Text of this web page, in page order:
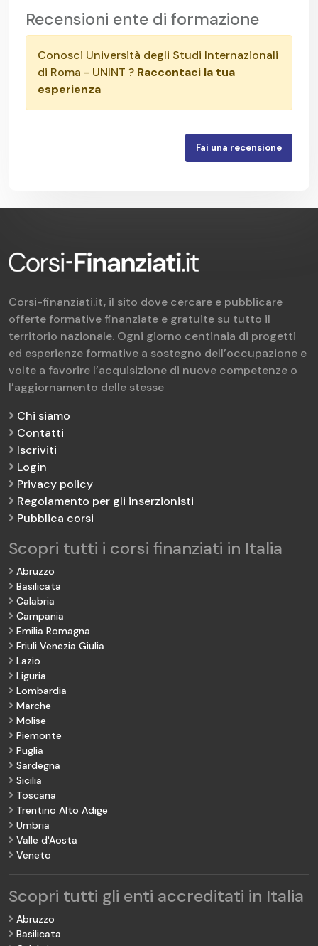
Recensioni ente di formazione
Conosci Università degli Studi Internazionali
di Roma - UNINT ? Raccontaci la tua
esperienza
Fai una recensione
Corsi-finanziati.it, il sito dove cercare e pubblicare
offerte formative finanziate e gratuite su tutto il
territorio nazionale. Ogni giorno centinaia di progetti
ed esperienze formative a sostegno dell’occupazione e
volte a favorire l’acquisizione di nuove competenze o
l’aggiornamento delle stesse
Chi siamo
Contatti
Iscriviti
Login
Privacy policy
Regolamento per gli inserzionisti
Pubblica corsi
Scopri tutti i corsi finanziati in Italia
Abruzzo
Basilicata
Calabria
Campania
Emilia Romagna
Friuli Venezia Giulia
Lazio
Liguria
Lombardia
Marche
Molise
Piemonte
Puglia
Sardegna
Sicilia
Toscana
Trentino Alto Adige
Umbria
Valle d'Aosta
Veneto
Scopri tutti gli enti accreditati in Italia
Abruzzo
Basilicata